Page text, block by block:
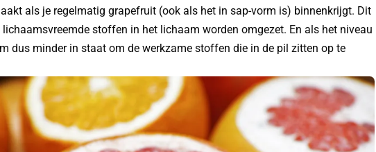
als je regelmatig grapefruit (ook als het in sap-vorm is) binnenkrijgt. Dit
stoffen in het lichaam worden omgezet. En als het niveau
dus minder in staat om de werkzame stoffen die in de pil zitten op te